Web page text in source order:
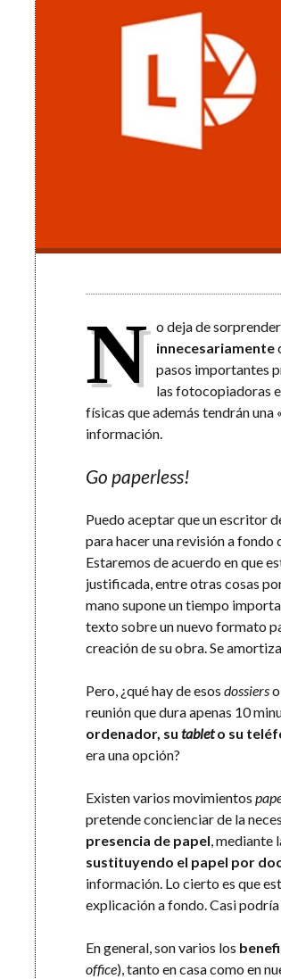
N o deja de
innecesariamente
pasos importantes
las fotocopiadoras
físicas que además tendrán
información.
Go paperless!
Puedo aceptar que un escritor
para hacer una revisión a fondo
Estaremos de acuerdo en que
justificada, entre otras cosas
mano supone un tiempo
texto sobre un nuevo formato
creación de su obra. Se
Pero, ¿qué hay de esos dossierso
reunión que dura apenas 10
ordenador, su tableto su
era una opción?
Existen varios movimientos
pretende concienciar de la
presencia de papel, mediante
sustituyendo el papel por
información. Lo cierto es que
explicación a fondo. Casi podría
En general, son varios los
office), tanto en casa como en